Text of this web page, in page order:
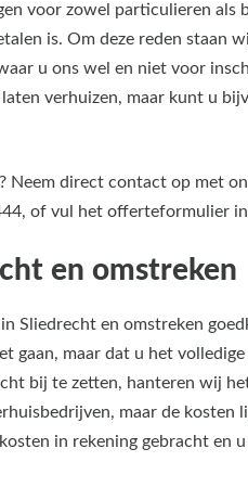
voor zowel particulieren als
is. Om deze reden staan
u ons wel en niet voor
verhuizen, maar kunt u
Neem direct contact op met
of vul het offerteformulier
en omstreken
Sliedrecht en omstreken
gaan, maar dat u het
bij te zetten, hanteren wij
maar de kosten
in rekening gebracht en